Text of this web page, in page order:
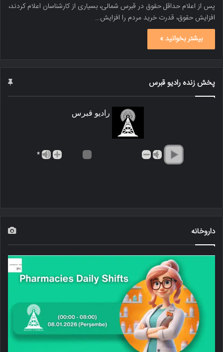
پس از اعلام حداقل حقوق در قبرس شمالی، بسیاری از کارشناسان اعلام کردند،
افزایش حقوق، قدرت خرید مردم را افزایش…
بیشتر بخوانید »
پخش زنده رادیو قبرس
رادیو قبرس
*
داروخانه